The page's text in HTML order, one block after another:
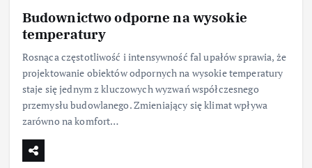
Budownictwo odporne na wysokie
temperatury
Rosnąca częstotliwość i intensywność fal upałów sprawia, że
projektowanie obiektów odpornych na wysokie temperatury
staje się jednym z kluczowych wyzwań współczesnego
przemysłu budowlanego. Zmieniający się klimat wpływa
zarówno na komfort…